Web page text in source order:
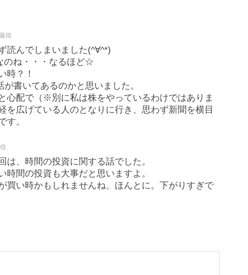
返信
読んでしまいました(^∀^*)
のね・・・なるほど☆
時？！
書いてあるのかと思いました。
心配で（※別に私は株をやっているわけではありま
を広げている人のとなりに行き、思わず新聞を横目
す。
は、時間の投資に関する話でした。
時間の投資も大事だと思いますよ。
買い時かもしれませんね、ほんとに。下がりすぎで